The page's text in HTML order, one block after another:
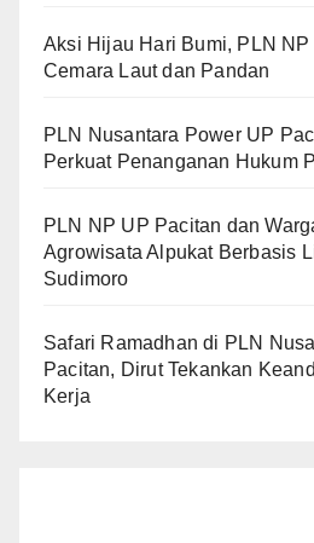
Aksi Hijau Hari Bumi, PLN
Cemara Laut dan Pandan
PLN Nusantara Power UP
Perkuat Penanganan Hukum
PLN NP UP Pacitan dan
Agrowisata Alpukat Berbasis
Sudimoro
Safari Ramadhan di PLN
Pacitan, Dirut Tekankan
Kerja